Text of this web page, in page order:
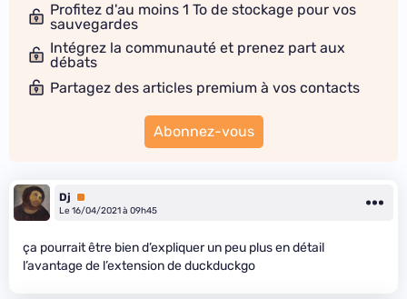
Profitez d'au moins 1 To de stockage pour vos
sauvegardes
Intégrez la communauté et prenez part aux
débats
Partagez des articles premium à vos contacts
Abonnez-vous
Dj
Premium
Le 16/04/2021 à 09h45
ça pourrait être bien d’expliquer un peu plus en détail
l’avantage de l’extension de duckduckgo